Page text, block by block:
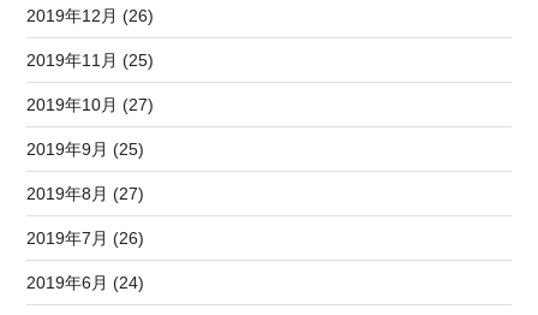
2019年12月 (26)
2019年11月 (25)
2019年10月 (27)
2019年9月 (25)
2019年8月 (27)
2019年7月 (26)
2019年6月 (24)